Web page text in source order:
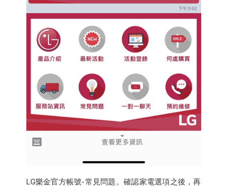
LG樂金官方帳號-常見問題。確認家電選項之後，再